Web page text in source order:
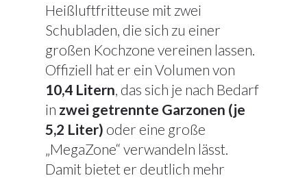
Heißluftfritteuse mit zwei
Schubladen, die sich zu einer
großen Kochzone vereinen lassen.
Offiziell hat er ein Volumen von
10,4 Litern , das sich je nach Bedarf
in zwei getrennte Garzonen (je
5,2 Liter) oder eine große
„MegaZone“ verwandeln lässt.
Damit bietet er deutlich mehr